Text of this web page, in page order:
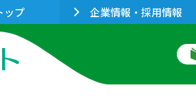
ップ 企業情報・採用情報